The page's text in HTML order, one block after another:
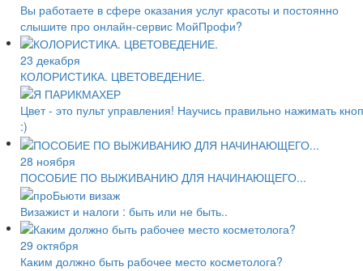
Вы работаете в сфере оказания услуг красоты и ​​постоянно
слышите про онлайн-сервис МойПрофи?
23 декабря
КОЛОРИСТИКА. ЦВЕТОВЕДЕНИЕ.
Цвет - это пульт управления! Научись правильно нажимать
:)
28 ноября
ПОСОБИЕ ПО ВЫЖИВАНИЮ ДЛЯ НАЧИНАЮЩЕГО...
Визажист и налоги : быть или не быть..
29 октября
Каким должно быть рабочее место косметолога?